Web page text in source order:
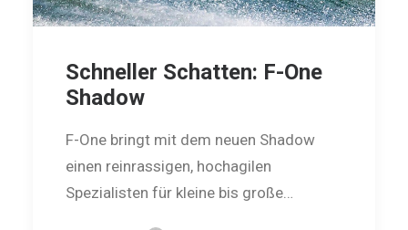
Schneller Schatten: F-One
Shadow
F-One bringt mit dem neuen Shadow
einen reinrassigen, hochagilen
Spezialisten für ­kleine bis große…